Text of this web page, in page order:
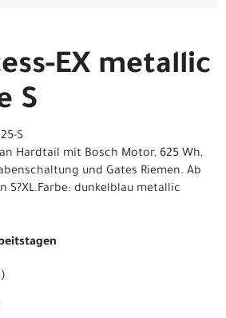
EX metallic
S
S
Hardtail mit Bosch Motor, 625 Wh,
und Gates Riemen. Ab
S?XL.Farbe: dunkelblau metallic